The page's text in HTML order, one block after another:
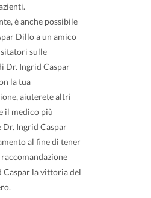
è anche possibile
Dillo a un amico
sulle
Dr. Ingrid Caspar
la tua
aiuterete altri
il medico più
Ingrid Caspar
al fine di tener
Caspar la vittoria del